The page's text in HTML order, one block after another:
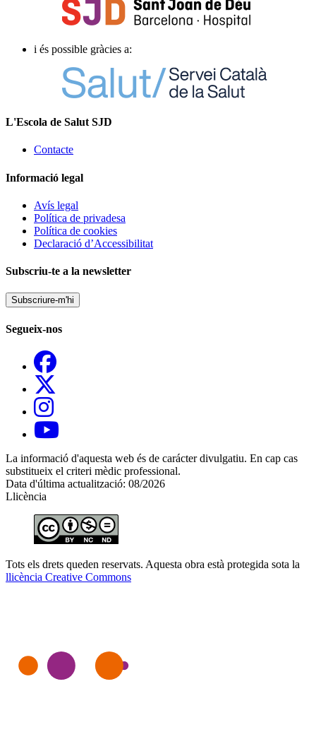
i és possible gràcies a:
L'Escola de Salut SJD
Contacte
Informació legal
Avís legal
Política de privadesa
Política de cookies
Declaració d’Accessibilitat
Subscriu-te a la newsletter
Subscriure-m'hi
Segueix-nos
La informació d'aquesta web és de carácter divulgatiu. En cap cas
substitueix el criteri mèdic professional.
Data d'última actualització: 08/2026
Llicència
Tots els drets queden reservats. Aquesta obra està protegida sota la
llicència Creative Commons